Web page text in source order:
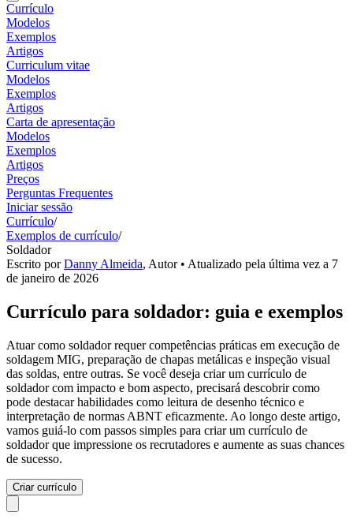
Currículo
Modelos
Exemplos
Artigos
Curriculum vitae
Modelos
Exemplos
Artigos
Carta de apresentação
Modelos
Exemplos
Artigos
Preços
Perguntas Frequentes
Iniciar sessão
Currículo/
Exemplos de currículo/
Soldador
Escrito porDanny Almeida, Autor• Atualizado pela última vez a 7
de janeiro de 2026
Currículo para soldador: guia e exemplos
Atuar como soldador requer competências práticas em execução de
soldagem MIG, preparação de chapas metálicas e inspeção visual
das soldas, entre outras. Se você deseja criar um currículo de
soldador com impacto e bom aspecto, precisará descobrir como
pode destacar habilidades como leitura de desenho técnico e
interpretação de normas ABNT eficazmente. Ao longo deste artigo,
vamos guiá-lo com passos simples para criar um currículo de
soldador que impressione os recrutadores e aumente as suas chances
de sucesso.
Criar currículo